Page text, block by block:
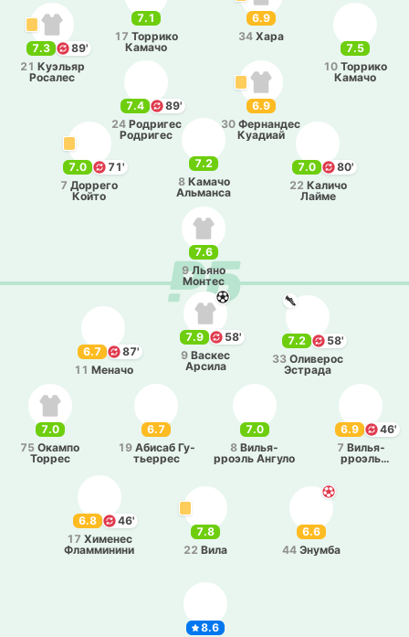
7.1
17 То­рри­ко
Камачо
6.9
34 Хара
7.5
10 То­рри­ко
Камачо
7.3
89'
21 Куэ­льяр
Ро­са­лес
7.2
8 Камачо
Альма­нса
7.0
71'
7 До­рре­го
Който
7.4
89'
24 Ро­дри­гес
Ро­дри­гес
7.0
80'
22 Каличо
Лайме
6.9
30 Фе­рна­ндес
Куа­диай
7.6
9 Льяно
Монтес
8.6
6.8
46'
17 Хи­ме­нес
Фла­мми­ни­ни
7.8
22 Вила
6.6
44 Энумба
7.0
8 Ви­лья­
рроэль Ангуло
6.9
46'
7 Ви­лья­
рроэль
Тардио
6.7
19 Абисаб Гу­
тье­ррес
7.0
75 Окампо
Торрес
6.7
87'
11 Меначо
7.2
58'
33 Оли­ве­рос
Эстра­да
7.9
58'
9 Васкес
Арсила